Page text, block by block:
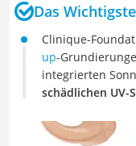
Das
Clinique-
up-
integrierten
schädlichen UV-